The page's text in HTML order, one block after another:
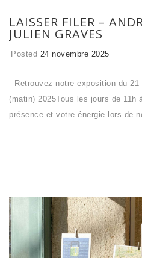
LAISSER FILER –
JULIEN GRAVES
Posted 24 novembre 2025
Retrouvez notre exposition du 21
(matin) 2025Tous les jours de
présence et votre énergie lors de